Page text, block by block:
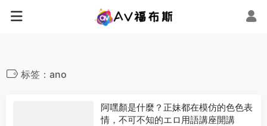
标签：ano
阿嘿顏是什麼？正妹都在模仿的色色表
情，不可不知的エロ用語講座開講